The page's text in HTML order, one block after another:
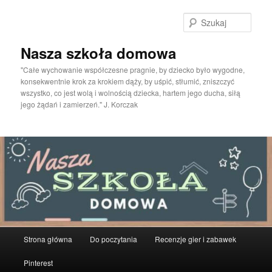
Nasza szkoła domowa
"Całe wychowanie współczesne pragnie, by dziecko było wygodne,
konsekwentnie krok za krokiem dąży, by uśpić, stłumić, zniszczyć
wszystko, co jest wolą i wolnością dziecka, hartem jego ducha, siłą
jego żądań i zamierzeń." J. Korczak
Strona główna Do poczytania Recenzje gier i zabawek
Pinterest